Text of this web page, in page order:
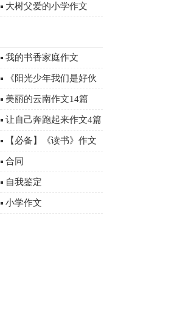
300字汇编10篇
大树父爱的小学作文
我的书香家庭作文
《阳光少年我们是好伙
伴》优秀作文
美丽的云南作文14篇
让自己奔跑起来作文4篇
【必备】《读书》作文
500字汇编五篇
合同
自我鉴定
小学作文